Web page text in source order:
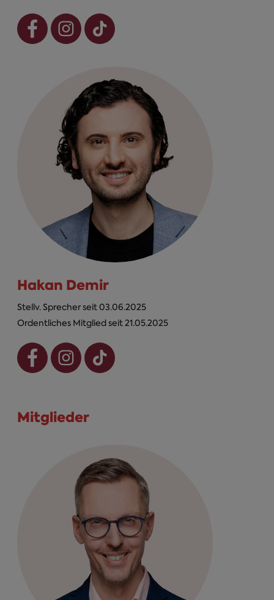
Hakan Demir
Stellv. Sprecher seit 03.06.2025
Ordentliches Mitglied seit 21.05.2025
Mitglieder